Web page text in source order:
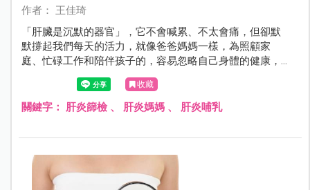
作者： 王佳琦
「肝臟是沉默的器官」，它不會喊累、不太會痛，但卻默
默撐起我們每天的活力，就像爸爸媽媽一樣，為照顧家
庭、忙碌工作和陪伴孩子的，容易忽略自己身體的健康，
衛福部公布健康政策：民國 75 年（1986 年）以前出生的
民眾，都能享有「一生一次免費」的 B 型與 C 型肝炎篩
檢。
收藏
關鍵字： 肝炎篩檢、 肝炎媽媽、 肝炎哺乳